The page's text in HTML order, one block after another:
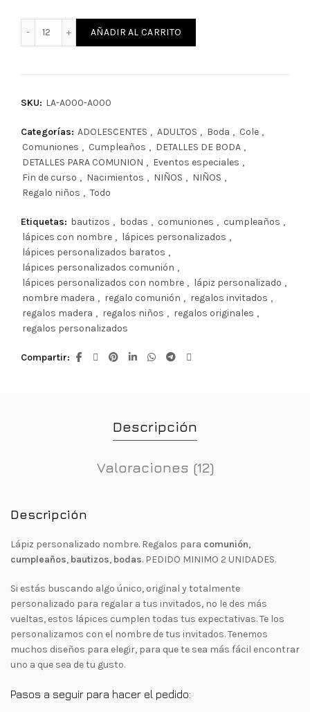
Lápiz personalizado nombre cantidad
AÑADIR AL CARRITO
SKU: LA-A000-A000
Categorías: ADOLESCENTES , ADULTOS , Boda , Cole ,
Comuniones , Cumpleaños , DETALLES DE BODA ,
DETALLES PARA COMUNION , Eventos especiales ,
Fin de curso , Nacimientos , NIÑOS , NIÑOS ,
Regalo niños , Todo
Etiquetas: bautizos , bodas , comuniones , cumpleaños ,
lápices con nombre , lápices personalizados ,
lápices personalizados baratos ,
lápices personalizados comunión ,
lápices personalizados con nombre , lápiz personalizado ,
nombre madera , regalo comunión , regalos invitados ,
regalos madera , regalos niños , regalos originales ,
regalos personalizados
Compartir
Descripción
Valoraciones (12)
Descripción
Lápiz personalizado nombre. Regalos para comunión,
cumpleaños, bautizos, bodas. PEDIDO MINIMO 2 UNIDADES.
Si estás buscando algo único, original y totalmente
personalizado para regalar a tus invitados, no le des más
vueltas, estos lápices cumplen todas tus expectativas. Te los
personalizamos con el nombre de tus invitados. Tenemos
muchos diseños para elegir, para que te sea más fácil encontrar
uno a que sea de tu gusto.
Pasos a seguir para hacer el pedido: